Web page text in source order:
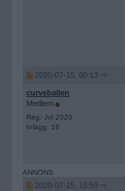
2020-07-15, 00:13
curveballen
Medlem
Reg: Jul 2020
Inlägg: 16
2020-07-15, 15:59